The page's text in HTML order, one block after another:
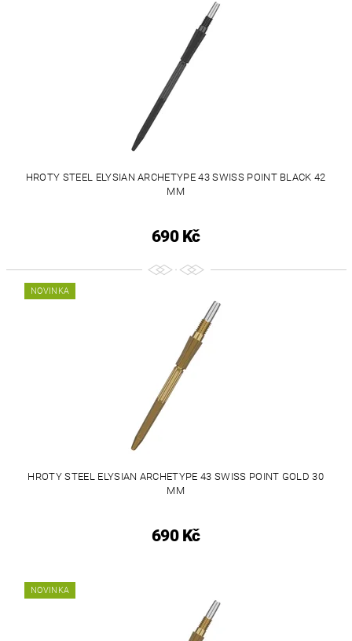
HROTY STEEL ELYSIAN ARCHETYPE 43 SWISS POINT BLACK 42
MM
690 Kč
NOVINKA
HROTY STEEL ELYSIAN ARCHETYPE 43 SWISS POINT GOLD 30
MM
690 Kč
NOVINKA